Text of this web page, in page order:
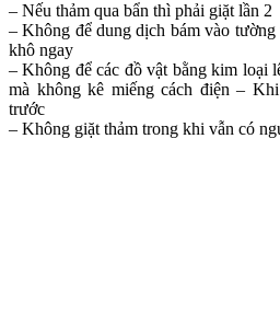
– Nếu thảm qua bẩn thì phải giặt lần 2
– Không để dung dịch bám vào
khô ngay
– Không để các đồ vật bằng kim loại
mà không kê miếng cách điện –
trước
– Không giặt thảm trong khi vẫn có